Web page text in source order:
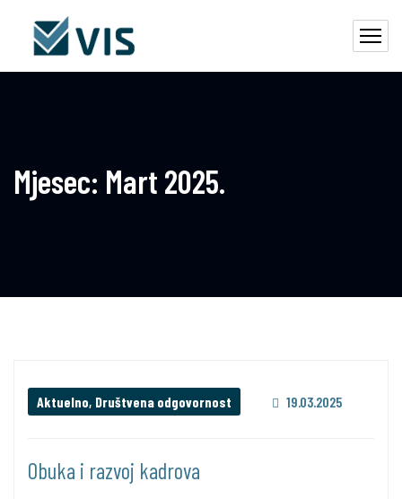
Mjesec: Mart 2025.
Aktuelno, Društvena odgovornost 19.03.2025
Obuka i razvoj kadrova